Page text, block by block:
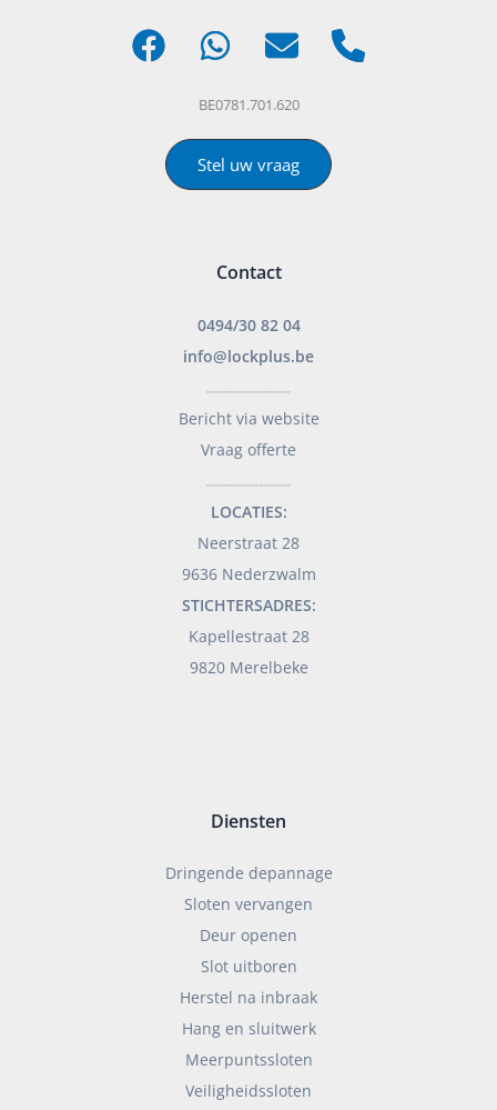
BE0781.701.620
Stel uw vraag
Contact
0494/30 82 04
info@lockplus.be
Bericht via website
Vraag offerte
LOCATIES:
Neerstraat 28
9636 Nederzwalm
STICHTERSADRES:
Kapellestraat 28
9820 Merelbeke
Diensten
Dringende depannage
Sloten vervangen
Deur openen
Slot uitboren
Herstel na inbraak
Hang en sluitwerk
Meerpuntssloten
Veiligheidssloten